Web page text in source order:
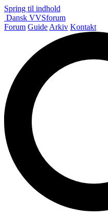
Spring til indhold
Dansk VVSforum
Forum Guide Arkiv Kontakt